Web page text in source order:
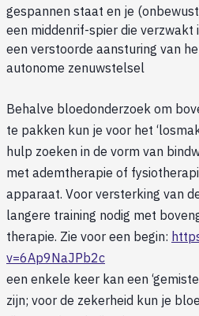
gespannen staat en je
een middenrif-spier die verzwakt
een verstoorde aansturing van
autonome zenuwstelsel
Behalve bloedonderzoek om
te pakken kun je voor het
hulp zoeken in de vorm van
met ademtherapie of
apparaat. Voor versterking van
langere training nodig met
therapie. Zie voor een begin:
v=6Ap9NaJPb2c
een enkele keer kan een
zijn; voor de zekerheid kun je